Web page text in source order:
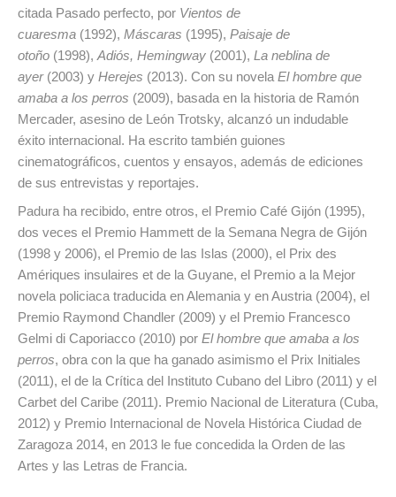
citada Pasado perfecto, por Vientos de
cuaresma (1992), Máscaras (1995), Paisaje de
otoño (1998), Adiós, Hemingway (2001), La neblina de
ayer(2003) y Herejes (2013). Con su novela El hombre que
amaba a los perros (2009), basada en la historia de Ramón
Mercader, asesino de León Trotsky, alcanzó un indudable
éxito internacional. Ha escrito también guiones
cinematográficos, cuentos y ensayos, además de ediciones
de sus entrevistas y reportajes.
Padura ha recibido, entre otros, el Premio Café Gijón (1995),
dos veces el Premio Hammett de la Semana Negra de Gijón
(1998 y 2006), el Premio de las Islas (2000), el Prix des
Amériques insulaires et de la Guyane, el Premio a la Mejor
novela policiaca traducida en Alemania y en Austria (2004), el
Premio Raymond Chandler (2009) y el Premio Francesco
Gelmi di Caporiacco (2010) por El hombre que amaba a los
perros, obra con la que ha ganado asimismo el Prix Initiales
(2011), el de la Crítica del Instituto Cubano del Libro (2011) y el
Carbet del Caribe (2011). Premio Nacional de Literatura (Cuba,
2012) y Premio Internacional de Novela Histórica Ciudad de
Zaragoza 2014, en 2013 le fue concedida la Orden de las
Artes y las Letras de Francia.